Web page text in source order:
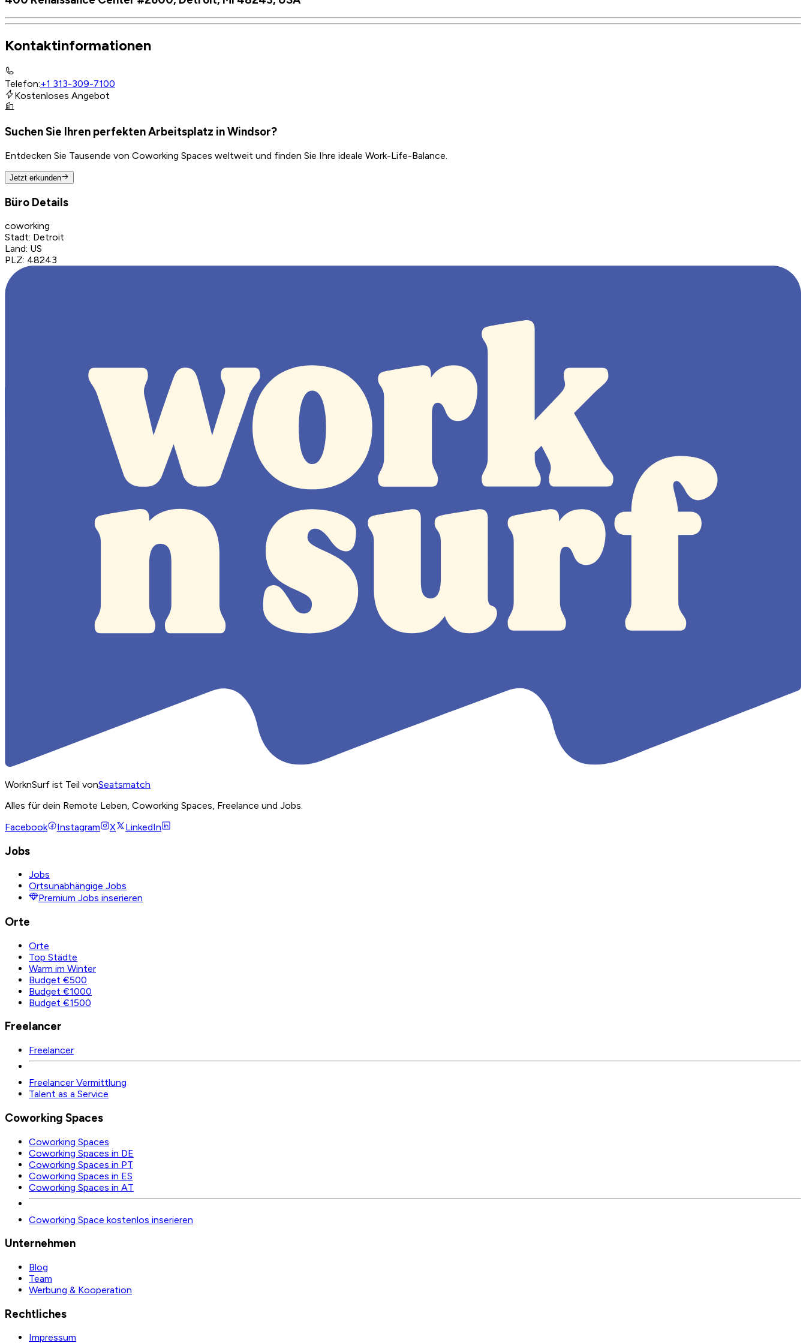
Kontaktinformationen
Telefon:+1 313-309-7100
Kostenloses Angebot
Suchen Sie Ihren perfekten Arbeitsplatz in Windsor?
Entdecken Sie Tausende von Coworking Spaces weltweit und finden Sie Ihre ideale Work-Life-Balance.
Jetzt erkunden
Büro Details
coworking
Stadt: Detroit
Land: US
PLZ: 48243
WorknSurf ist Teil vonSeatsmatch
Alles für dein Remote Leben, Coworking Spaces, Freelance und Jobs.
Facebook
Instagram X LinkedIn
Jobs
Jobs
Ortsunabhängige Jobs
Premium Jobs inserieren
Orte
Orte
Top Städte
Warm im Winter
Budget €500
Budget €1000
Budget €1500
Freelancer
Freelancer
Freelancer Vermittlung
Talent as a Service
Coworking Spaces
Coworking Spaces
Coworking Spaces in DE
Coworking Spaces in PT
Coworking Spaces in ES
Coworking Spaces in AT
Coworking Space kostenlos inserieren
Unternehmen
Blog
Team
Werbung & Kooperation
Rechtliches
Impressum